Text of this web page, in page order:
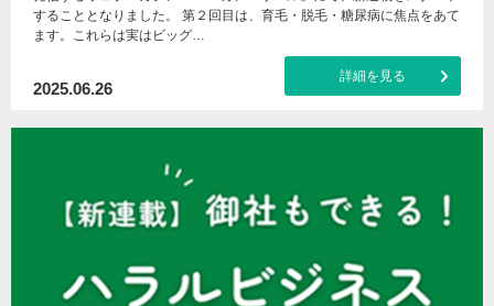
することとなりました。 第２回目は、育毛・脱毛・糖尿病に焦点をあて
ます。これらは実はビッグ…
2025.06.26
詳細を見る